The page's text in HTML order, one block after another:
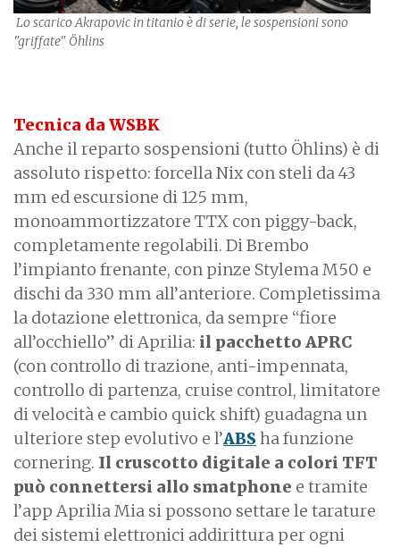
Lo scarico Akrapovic in titanio è di serie, le sospensioni sono
"griffate" Öhlins
Tecnica da WSBK
Anche il reparto sospensioni (tutto Öhlins) è di
assoluto rispetto: forcella Nix con steli da 43
mm ed escursione di 125 mm,
monoammortizzatore TTX con piggy-back,
completamente regolabili. Di Brembo
l’impianto frenante, con pinze Stylema M50 e
dischi da 330 mm all’anteriore. Completissima
la dotazione elettronica, da sempre “fiore
all’occhiello” di Aprilia: il pacchetto APRC
(con controllo di trazione, anti-impennata,
controllo di partenza, cruise control, limitatore
di velocità e cambio quick shift) guadagna un
ulteriore step evolutivo e l’ABSha funzione
cornering. Il cruscotto digitale a colori TFT
può connettersi allo smatphone e tramite
l’app Aprilia Mia si possono settare le tarature
dei sistemi elettronici addirittura per ogni